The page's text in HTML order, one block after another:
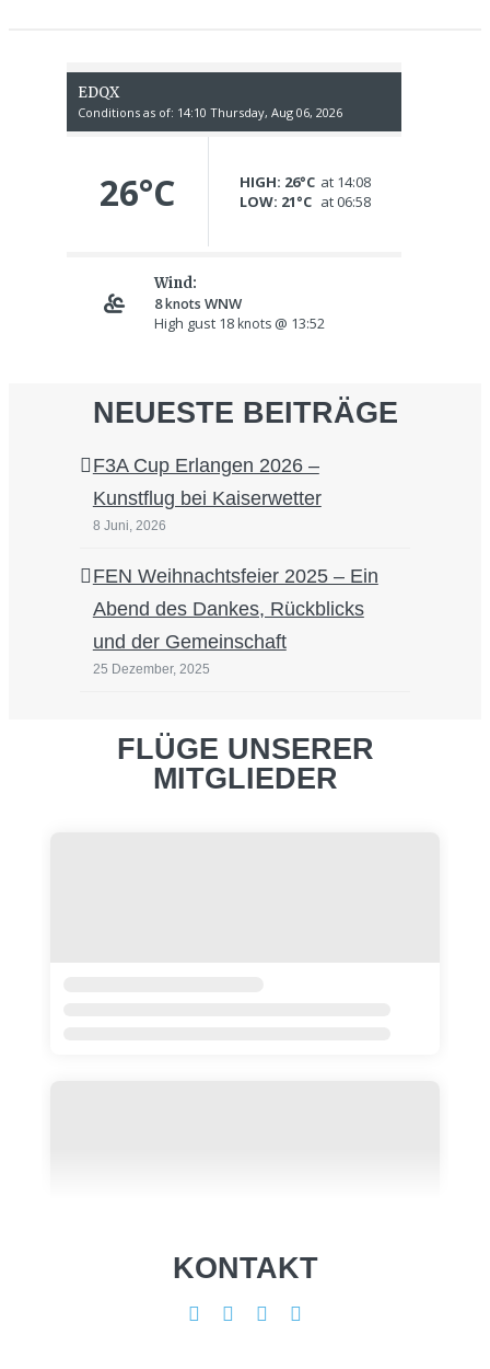
NEUESTE BEITRÄGE
F3A Cup Erlangen 2026 –
Kunstflug bei Kaiserwetter
8 Juni, 2026
FEN Weihnachtsfeier 2025 – Ein
Abend des Dankes, Rückblicks
und der Gemeinschaft
25 Dezember, 2025
FLÜGE UNSERER
MITGLIEDER
KONTAKT